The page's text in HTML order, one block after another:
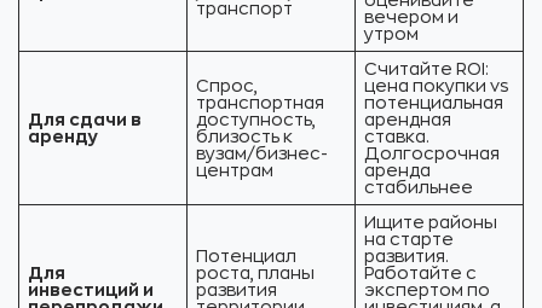
транспорт
вечером и
утром
Для сдачи в
аренду
Спрос,
транспортная
доступность,
близость к
вузам/бизнес-
центрам
Считайте ROI:
цена покупки vs
потенциальная
арендная
ставка.
Долгосрочная
аренда
стабильнее
Для
инвестиций и
Потенциал
роста, планы
развития
Ищите районы
на старте
развития.
Работайте с
экспертом по